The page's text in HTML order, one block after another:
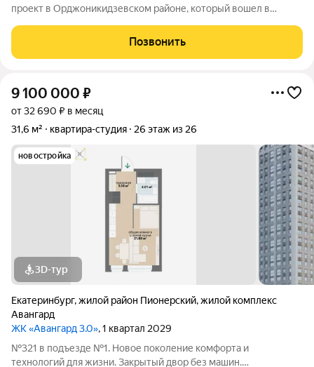
проект в Орджоникидзевском районе, который вошел в
счастливого будущего в любимом
Позвонить
9 100 000 ₽
от 32 690 ₽ в месяц
31,6 м²
квартира-студия 26 этаж из 26
новостройка
3D-тур
Екатеринбург,жилой район Пионерский,жилой комплекс
Авангард
ЖК «Авангард 3.0», 1 квартал 2029
№321 в подъезде №1. Новое поколение комфорта и
технологий для жизни. Закрытый двор без машин.